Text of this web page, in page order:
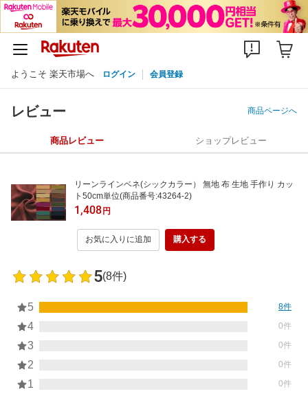
ようこそ 楽天市場へ ログイン 会員登録
レビュー 商品ページへ
商品レビュー ショップレビュー
リーンラインベネ(シックカラー） 無地 布 生地 手作り カッ
ト50cm単位(商品番号:43264-2)
1,408円
お気に入りに追加 購入する
5(8件)
5 8件
4 0件
3 0件
2 0件
1 0件